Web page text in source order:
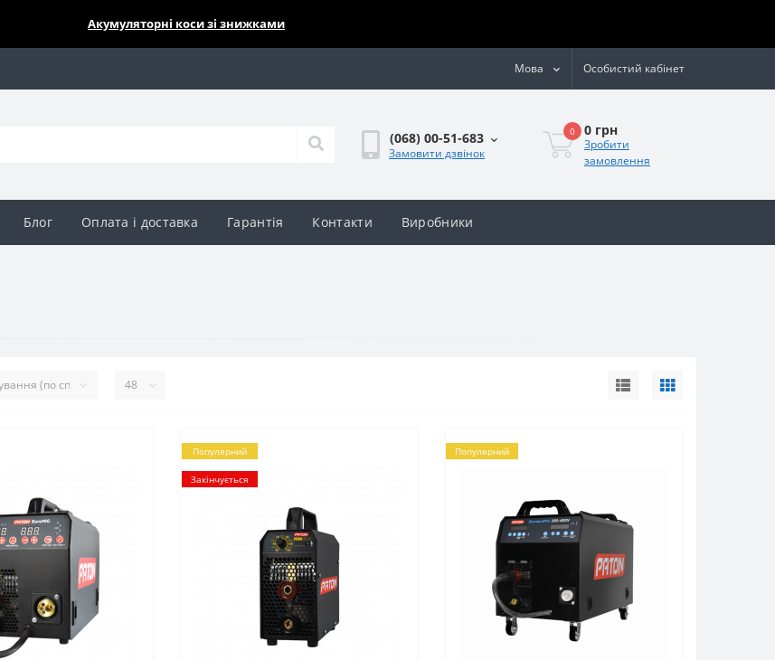
Акумуляторні коси зі знижками
Мова Особистий кабінет
(068) 00-51-683
Замовити дзвінок
0 0 грн
Зробити
замовлення
Блог Оплата і доставка Гарантія Контакти Виробники
Популярний
Закінчується
Популярний